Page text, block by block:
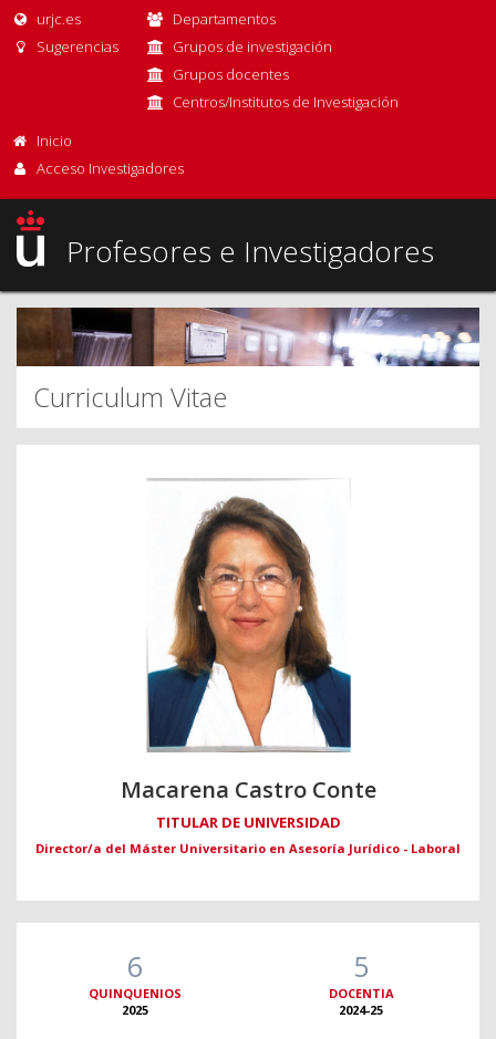
urjc.es
Sugerencias
Departamentos
Grupos de investigación
Grupos docentes
Centros/Institutos de Investigación
Inicio
Acceso Investigadores
Profesores e Investigadores
Curriculum Vitae
Macarena Castro Conte
TITULAR DE UNIVERSIDAD
Director/a del Máster Universitario en Asesoría Jurídico - Laboral
6
QUINQUENIOS
2025
5
DOCENTIA
2024-25